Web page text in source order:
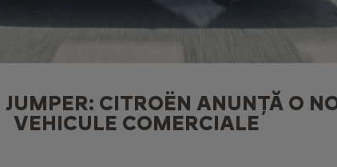
CITROËN ANUNȚĂ O
VEHICULE COMERCIALE